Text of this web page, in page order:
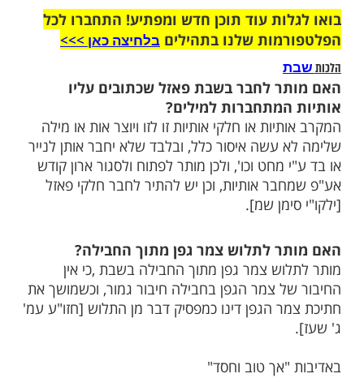
האם מותר לשחק את המשחק הזה בשבת?
עוד תוכן חדש ומפתיע! התחברו לכל
שלנו בתהילים בלחיצה כאן >>>​
לחבר בשבת פאזל שכתובים עליו
למילים?
או חלקי אותיות זו לזו ויוצר אות או מילה
עשה איסור כלל, ובלבד שלא יחבר אותן לנייר
וכו', ולכן מותר לפתוח ולסגור ארון קודש
אותיות, וכן יש להתיר לחבר חלקי פאזל